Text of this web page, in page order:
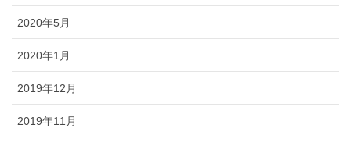
2020年5月
2020年1月
2019年12月
2019年11月